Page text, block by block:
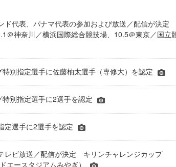
ド代表、パナマ代表の参加および放送／配信が決定
＠神奈川／横浜国際総合競技場、10.5＠東京／国立
別指定選手に佐藤柚太選手（専修大）を認定
別指定選手に2選手を認定
定選手に2選手を認定
レビ放送／配信が決定 キリンチャレンジカップ
エースタジアムみやぎ）